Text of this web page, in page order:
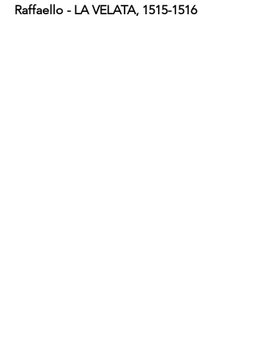
Raffaello - LA VELATA, 1515-1516